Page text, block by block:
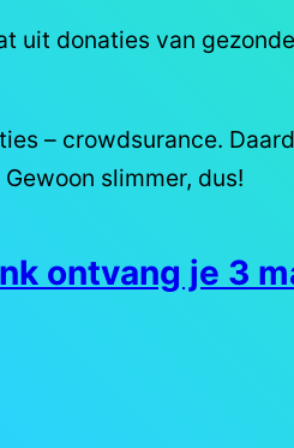
uit donaties van
– crowdsurance.
slimmer, dus!
ontvang je 3